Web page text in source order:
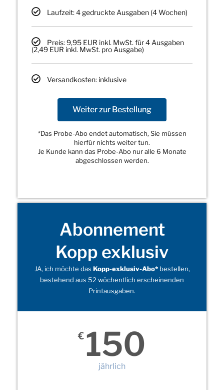
Laufzeit: 4 gedruckte Ausgaben (4 Wochen)
Preis: 9,95 EUR inkl. MwSt. für 4 Ausgaben
(2,49 EUR inkl. MwSt. pro Ausgabe)
Versandkosten: inklusive
Weiter zur Bestellung
*Das Probe-Abo endet automatisch, Sie müssen
hierfür nichts weiter tun.
Je Kunde kann das Probe-Abo nur alle 6 Monate
abgeschlossen werden.
Abonnement
Kopp exklusiv
JA, ich möchte das Kopp-exklusiv-Abo*bestellen,
bestehend aus 52 wöchentlich erscheinenden
Printausgaben.
€ 150
jährlich